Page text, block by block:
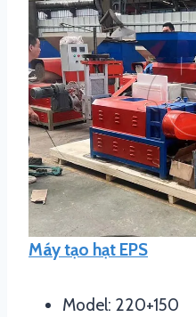
Máy tạo hạt EPS
Model: 220+150